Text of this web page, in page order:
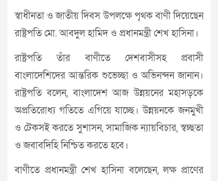
স্বাধীনতা ও জাতীয় দিবস উপলক্ষে পৃথক বাণী দিয়েছেন
রাষ্ট্রপতি মো. আবদুল হামিদ ও প্রধানমন্ত্রী শেখ হাসিনা।
রাষ্ট্রপতি তাঁর বাণীতে দেশবাসীসহ প্রবাসী
বাংলাদেশিদের আন্তরিক শুভেচ্ছা ও অভিনন্দন জানান।
রাষ্ট্রপতি বলেন, বাংলাদেশ আজ উন্নয়নের মহাসড়কে
অপ্রতিরোধ্য গতিতে এগিয়ে যাচ্ছে। উন্নয়নকে জনমুখী
ও টেকসই করতে সুশাসন, সামাজিক ন্যায়বিচার, স্বচ্ছতা
ও জবাবদিহি নিশ্চিত করতে হবে।
বাণীতে প্রধানমন্ত্রী শেখ হাসিনা বলেছেন, লক্ষ প্রাণের